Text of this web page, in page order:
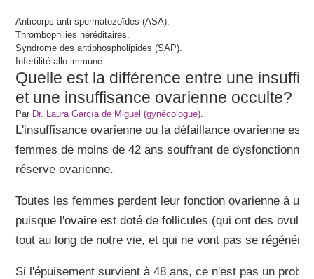
Anticorps anti-spermatozoïdes (ASA).
Thrombophilies héréditaires.
Syndrome des antiphospholipides (SAP).
Infertilité allo-immune.
Quelle est la différence entre une
et une insuffisance ovarienne occulte?
Par Dr. Laura García de Miguel (gynécologue)
L'insuffisance ovarienne ou la défaillance ovarienne est
femmes de moins de 42 ans souffrant de
réserve ovarienne.
Toutes les femmes perdent leur fonction ovarienne à un
puisque l'ovaire est doté de follicules (qui ont des
tout au long de notre vie, et qui ne vont pas se
Si l'épuisement survient à 48 ans, ce n'est pas un